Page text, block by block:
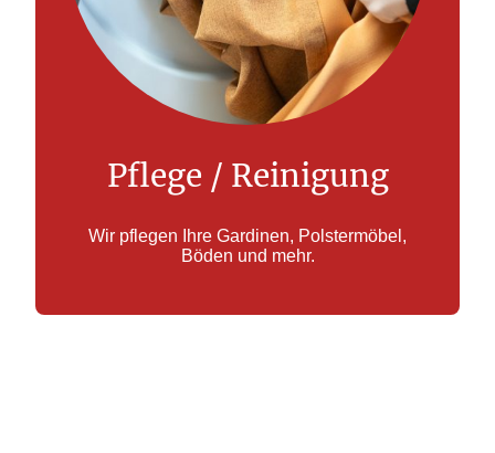
Pflege / Reinigung
Wir pflegen Ihre Gardinen, Polstermöbel,
Böden und mehr.